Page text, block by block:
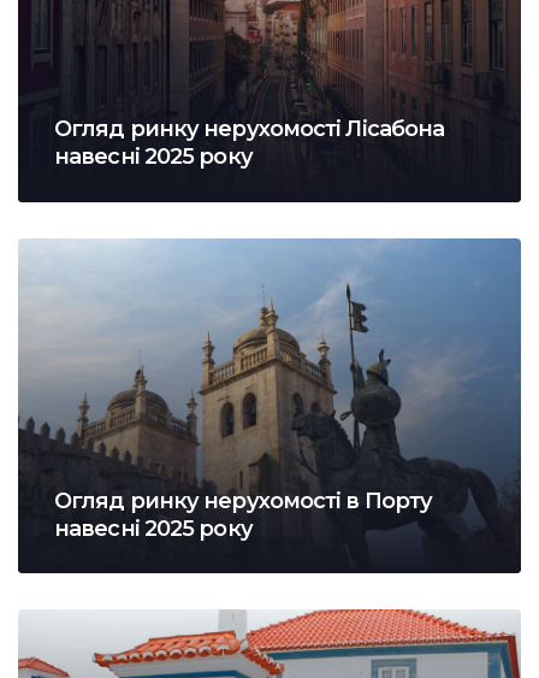
Огляд ринку нерухомості Лісабона
навесні 2025 року
Огляд ринку нерухомості в Порту
навесні 2025 року